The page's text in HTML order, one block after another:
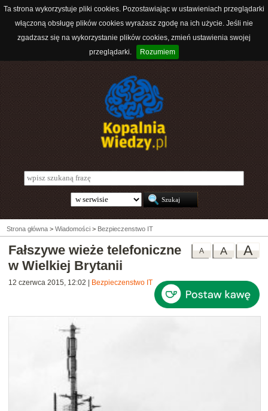
Ta strona wykorzystuje pliki cookies. Pozostawiając w ustawieniach przeglądarki
włączoną obsługę plików cookies wyrażasz zgodę na ich użycie. Jeśli nie
zgadzasz się na wykorzystanie plików cookies, zmień ustawienia swojej
przeglądarki.
Rozumiem
Strona główna > Wiadomości > Bezpieczenstwo IT
A
A
A
Fałszywe wieże telefoniczne
w Wielkiej Brytanii
12 czerwca 2015, 12:02 Bezpieczenstwo IT